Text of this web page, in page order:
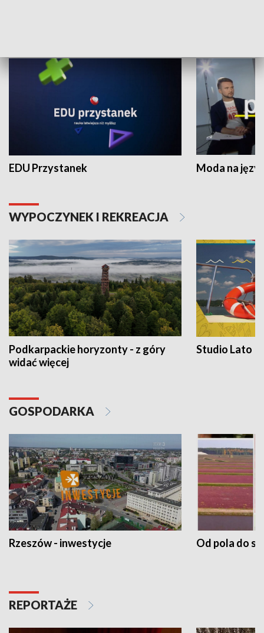
EDU Przystanek Moda na
WYPOCZYNEK I REKREACJA
Podkarpackie horyzonty - z góry
widać więcej
Studio Lato
GOSPODARKA
Rzeszów - inwestycje Od pola do
REPORTAŻE